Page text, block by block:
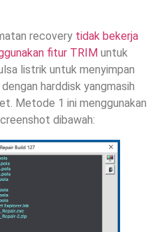
recovery tidak bekerja
fitur TRIM untuk
listrik untuk menyimpan
harddisk yangmasih
Metode 1 ini menggunakan
dibawah: